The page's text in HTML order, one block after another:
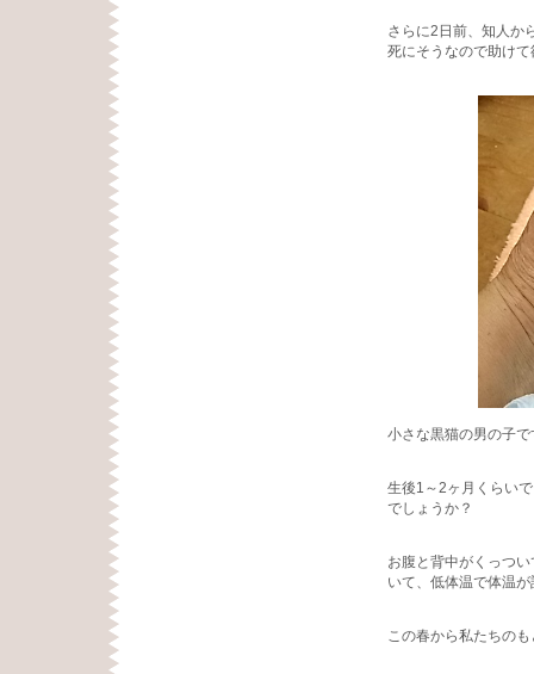
さらに2日前、知人か
死にそうなので助け
小さな黒猫の男の子
生後1～2ヶ月くらい
でしょうか？
お腹と背中がくっつ
いて、低体温で体温
この春から私たちの